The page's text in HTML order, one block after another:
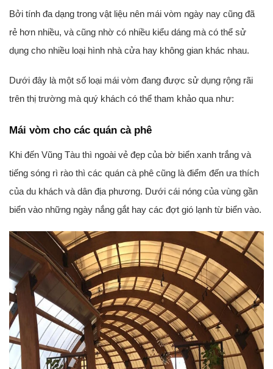
Bởi tính đa dạng trong vật liệu nên mái vòm ngày nay cũng đã
rẻ hơn nhiều, và cũng nhờ có nhiều kiểu dáng mà có thể sử
dụng cho nhiều loại hình nhà cửa hay không gian khác nhau.
Dưới đây là một số loại mái vòm đang được sử dụng rộng rãi
trên thị trường mà quý khách có thể tham khảo qua như:
Mái vòm cho các quán cà phê
Khi đến Vũng Tàu thì ngoài vẻ đẹp của bờ biển xanh trắng và
tiếng sóng rì rào thì các quán cà phê cũng là điểm đến ưa thích
của du khách và dân địa phương. Dưới cái nóng của vùng gần
biển vào những ngày nắng gắt hay các đợt gió lạnh từ biển vào.